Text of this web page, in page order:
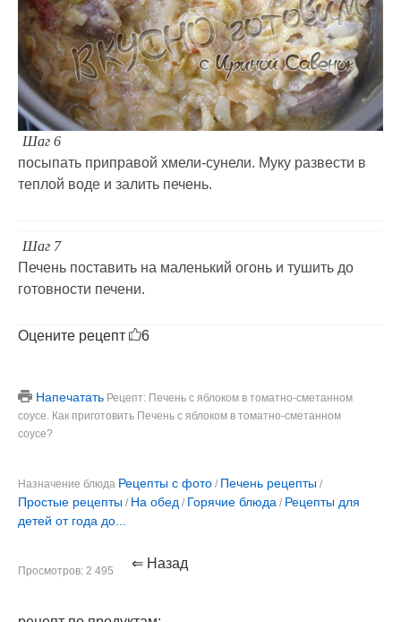
Шаг 6
посыпать приправой хмели-сунели. Муку развести в
теплой воде и залить печень.
Шаг 7
Печень поставить на маленький огонь и тушить до
готовности печени.
Оцените рецепт 6
Напечатать Рецепт: Печень с яблоком в томатно-сметанном
соусе. Как приготовить Печень с яблоком в томатно-сметанном
соусе?
Назначение блюда Рецепты с фото / Печень рецепты /
Простые рецепты / На обед / Горячие блюда / Рецепты для
детей от года до...
Просмотров: 2 495 ⇐ Назад